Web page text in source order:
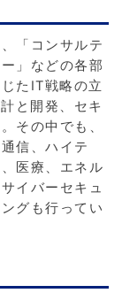
「コンサルテ
」などの各部
たIT戦略の立
と開発、セキ
その中でも、
信、ハイテ
医療、エネル
イバーセキュ
グも行ってい